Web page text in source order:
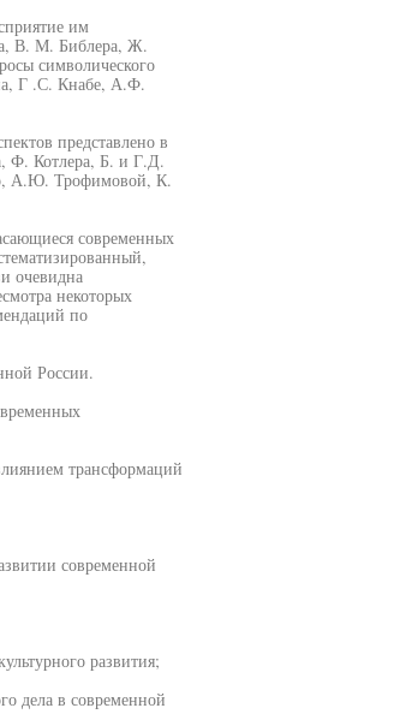
им
В. М. Библера, Ж.
символического
Г .С. Кнабе, А.Ф.
представлено в
Ф. Котлера, Б. и Г.Д.
А.Ю. Трофимовой, К.
современных
очевидна
некоторых
по
России.
трансформаций
современной
развития;
дела в современной